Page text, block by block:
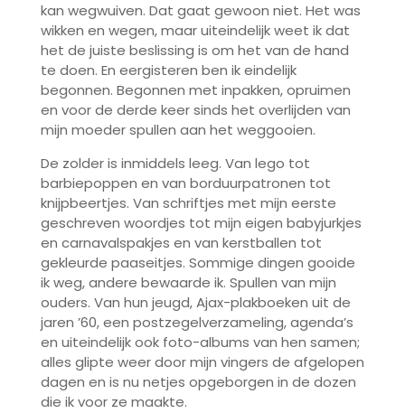
kan wegwuiven. Dat gaat gewoon niet. Het was
wikken en wegen, maar uiteindelijk weet ik dat
het de juiste beslissing is om het van de hand
te doen. En eergisteren ben ik eindelijk
begonnen. Begonnen met inpakken, opruimen
en voor de derde keer sinds het overlijden van
mijn moeder spullen aan het weggooien.
De zolder is inmiddels leeg. Van lego tot
barbiepoppen en van borduurpatronen tot
knijpbeertjes. Van schriftjes met mijn eerste
geschreven woordjes tot mijn eigen babyjurkjes
en carnavalspakjes en van kerstballen tot
gekleurde paaseitjes. Sommige dingen gooide
ik weg, andere bewaarde ik. Spullen van mijn
ouders. Van hun jeugd, Ajax-plakboeken uit de
jaren ’60, een postzegelverzameling, agenda’s
en uiteindelijk ook foto-albums van hen samen;
alles glipte weer door mijn vingers de afgelopen
dagen en is nu netjes opgeborgen in de dozen
die ik voor ze maakte.